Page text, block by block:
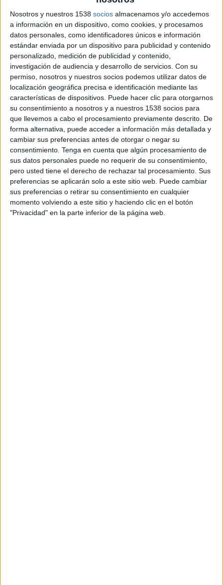
Nosotros y nuestros 1538 socios almacenamos y/o accedemos
a información en un dispositivo, como cookies, y procesamos
datos personales, como identificadores únicos e información
estándar enviada por un dispositivo para publicidad y contenido
personalizado, medición de publicidad y contenido,
investigación de audiencia y desarrollo de servicios. Con su
permiso, nosotros y nuestros socios podemos utilizar datos de
localización geográfica precisa e identificación mediante las
características de dispositivos. Puede hacer clic para otorgarnos
su consentimiento a nosotros y a nuestros 1538 socios para
que llevemos a cabo el procesamiento previamente descrito. De
forma alternativa, puede acceder a información más detallada y
cambiar sus preferencias antes de otorgar o negar su
consentimiento. Tenga en cuenta que algún procesamiento de
sus datos personales puede no requerir de su consentimiento,
pero usted tiene el derecho de rechazar tal procesamiento. Sus
preferencias se aplicarán solo a este sitio web. Puede cambiar
sus preferencias o retirar su consentimiento en cualquier
momento volviendo a este sitio y haciendo clic en el botón
"Privacidad" en la parte inferior de la página web.
20 DE ENERO DE 2025
Ficha técnica
Anunciante: Diputación Foral de Gipuzkoa
Marca: Diputación Foral de Gipuzkoa
Sector: Administración/Organismos públicos
Producto: Institucional
Contacto del cliente: Elene Arrazola
Agencia: Dimensión
Director General Creativo: Guille Viglione
Equipo creativo: Guille Viglione, Blanca Gómara,
Paco Cabrera, María Arrieta.
Dirección de cuentas: Ainhara Arriaga
Dirección de producción: Natxo Escobar